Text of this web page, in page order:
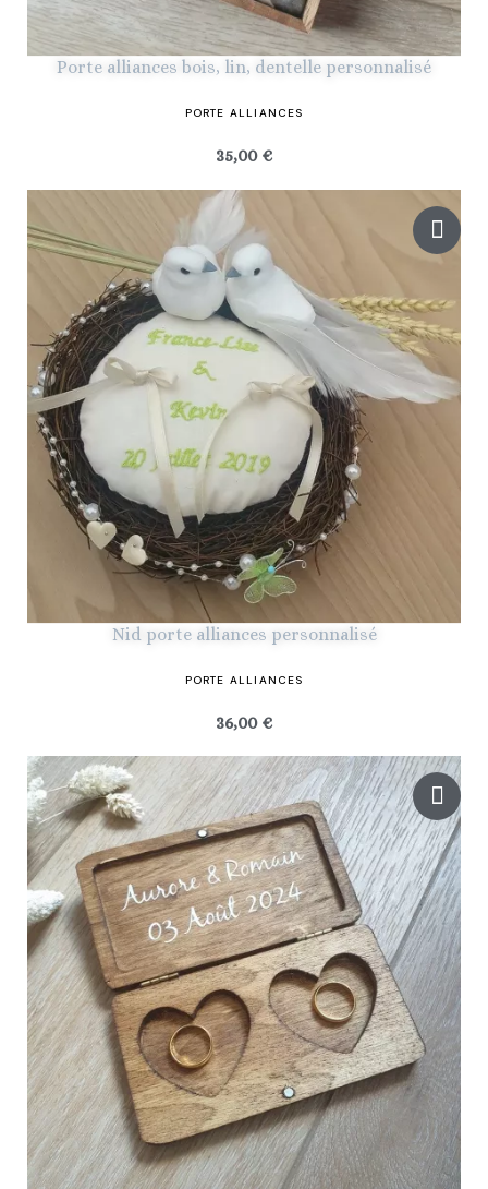
Porte alliances bois, lin, dentelle personnalisé
PORTE ALLIANCES
35,00 €
Nid porte alliances personnalisé
PORTE ALLIANCES
36,00 €